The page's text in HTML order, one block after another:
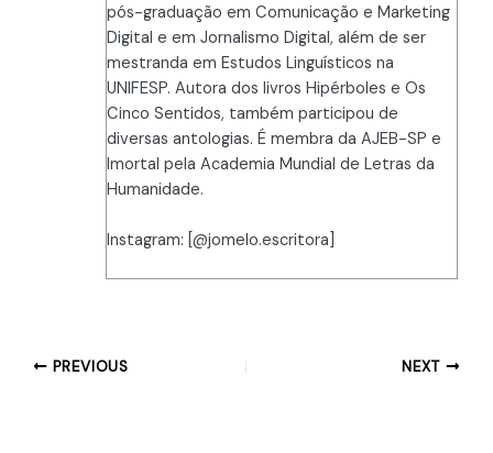
pós-graduação em Comunicação e Marketing
Digital e em Jornalismo Digital, além de ser
mestranda em Estudos Linguísticos na
UNIFESP. Autora dos livros Hipérboles e Os
Cinco Sentidos, também participou de
diversas antologias. É membra da AJEB-SP e
Imortal pela Academia Mundial de Letras da
Humanidade.
Instagram: [@jomelo.escritora]
PREVIOUS NEXT